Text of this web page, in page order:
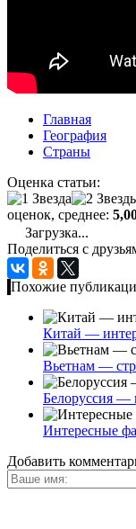
Главная
География
Страны
Оценка статьи:
оценок, среднее:
Загрузка...
Поделиться с
Похожие
Китай —
Вьетнам —
Белоруссия —
Интересные
Добавить